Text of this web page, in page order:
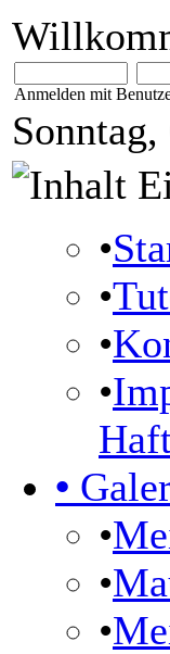
Anmelden mit
•
•
•
•
•
•
•
•